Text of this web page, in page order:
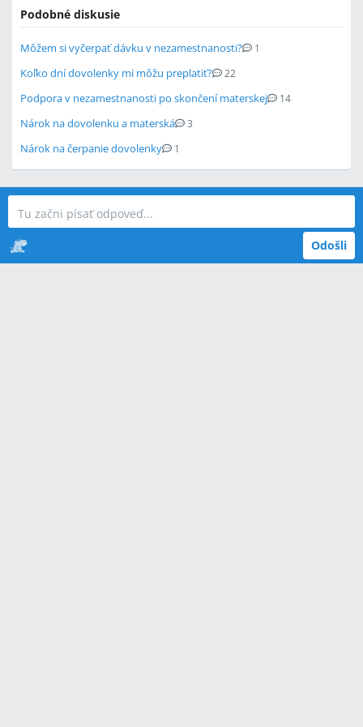
Podobné diskusie
Môžem si vyčerpať dávku v nezamestnanosti? 1
Koľko dní dovolenky mi môžu preplatiť? 22
Podpora v nezamestnanosti po skončení materskej 14
Nárok na dovolenku a materská 3
Nárok na čerpanie dovolenky 1
Odošli